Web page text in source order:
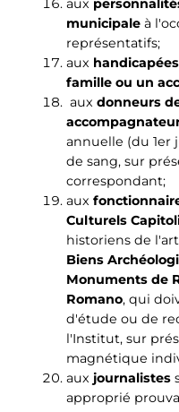
aux
municipaleà
représentatifs;
aux
famille ou un
aux donneurs
annuelle (du 1er
de sang, sur
correspondant;
aux
Culturels
historiens de
Biens
Monuments de
Romano, qui
d'étude ou de
l'Institut, sur
magnétique
aux journalistes
approprié